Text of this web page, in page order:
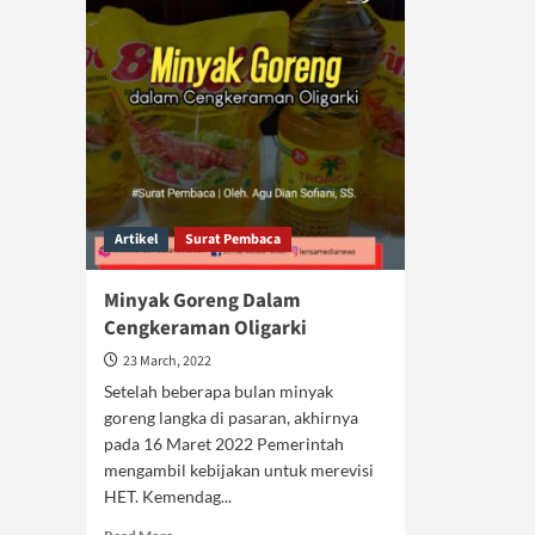
Artikel Surat Pembaca
Minyak Goreng Dalam
Cengkeraman Oligarki
23 March, 2022
Setelah beberapa bulan minyak
goreng langka di pasaran, akhirnya
pada 16 Maret 2022 Pemerintah
mengambil kebijakan untuk merevisi
HET. Kemendag...